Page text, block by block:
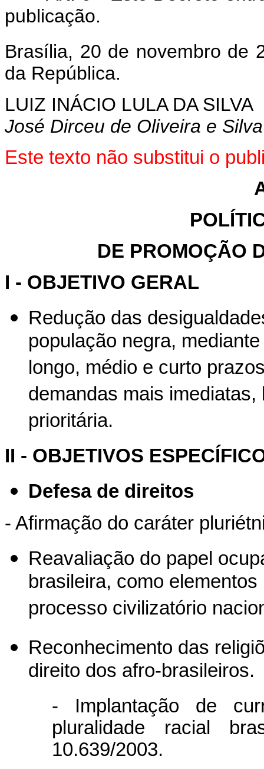
publicação.
Brasília, 20 de novembro de
da República.
LUIZ INÁCIO LULA DA SILVA
José Dirceu de Oliveira e Silva
Este texto não substitui o
DE PROMOÇÃO
I - OBJETIVO GERAL
Redução das
população negra,
longo, médio e curto
demandas mais
prioritária.
II - OBJETIVOS
Defesa de direitos
- Afirmação do caráter
Reavaliação do papel
brasileira, como
processo civilizatório
Reconhecimento das
direito dos afro-brasileiros.
- Implantação de
pluralidade racial
10.639/2003.